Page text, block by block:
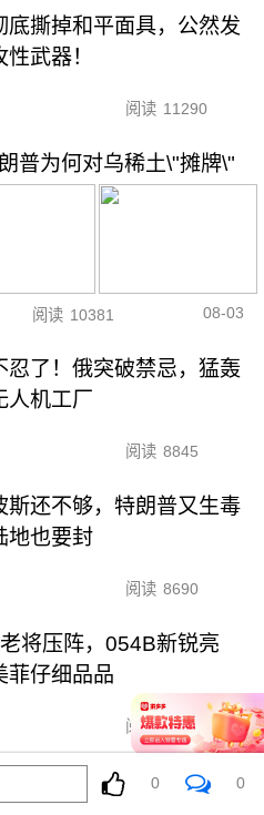
底撕掉和平面具，公然发
武器！
阅读 11290
普为何对乌稀土\"摊牌\"
阅读 10381 08-03
忍了！俄突破禁忌，猛轰
机工厂
阅读 8845
斯还不够，特朗普又生毒
地也要封
阅读 8690
将压阵，054B新锐亮
菲仔细品品
阅读 8458
兽折翼加州：美利坚军工
0 0